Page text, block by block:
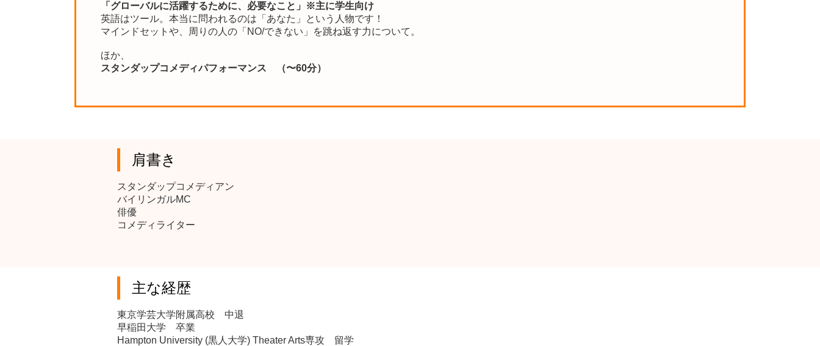
「グローバルに活躍するために、必要なこと」※主に学生向け
英語はツール。本当に問われるのは「あなた」という人物です！
マインドセットや、周りの人の「NO/できない」を跳ね返す力について。
ほか、
スタンダップコメディパフォーマンス （〜60分）
肩書き
スタンダップコメディアン
バイリンガルMC
俳優
コメディライター
主な経歴
東京学芸大学附属高校 中退
早稲田大学 卒業
Hampton University (黒人大学) Theater Arts専攻 留学